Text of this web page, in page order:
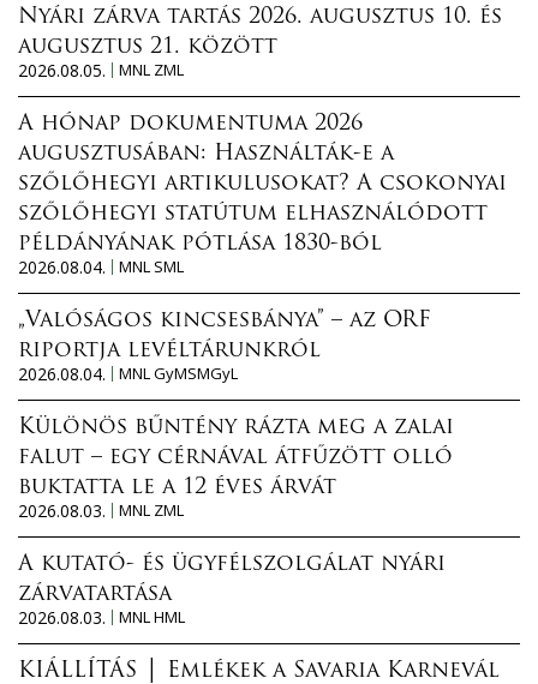
Nyári zárva tartás 2026. augusztus 10. és
augusztus 21. között
2026.08.05.
MNL ZML
A hónap dokumentuma 2026
augusztusában: Használták-e a
szőlőhegyi artikulusokat? A csokonyai
szőlőhegyi statútum elhasználódott
példányának pótlása 1830-ból
2026.08.04.
MNL SML
„Valóságos kincsesbánya” – az ORF
riportja levéltárunkról
2026.08.04.
MNL GyMSMGyL
Különös bűntény rázta meg a zalai
falut – egy cérnával átfűzött olló
buktatta le a 12 éves árvát
2026.08.03.
MNL ZML
A kutató- és ügyfélszolgálat nyári
zárvatartása
2026.08.03.
MNL HML
KIÁLLÍTÁS │ Emlékek a Savaria Karnevál